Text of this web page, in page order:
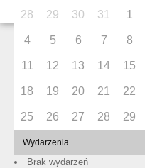
28 29 30 31 1
4 5 6 7 8
11 12 13 14 15
18 19 20 21 22
25 26 27 28 29
Wydarzenia
Brak wydarzeń